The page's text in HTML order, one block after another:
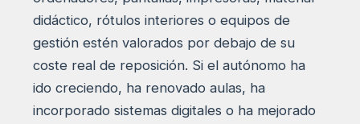
didáctico, rótulos interiores o equipos de
gestión estén valorados por debajo de su
coste real de reposición. Si el autónomo ha
ido creciendo, ha renovado aulas, ha
incorporado sistemas digitales o ha mejorado